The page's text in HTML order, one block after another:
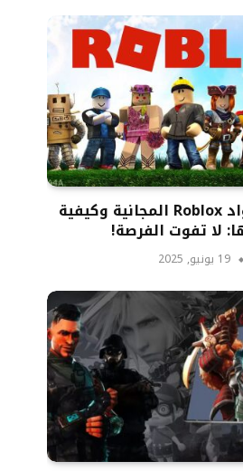
قائمة أكواد Roblox المجانية وكيفية
لا تفوت الفرصة!
19 يونيو, 2025